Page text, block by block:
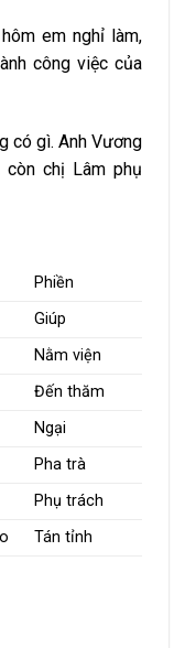
em nghỉ làm,
công việc của
có gì. Anh Vương
chị Lâm phụ
Phiền
Giúp
Nằm viện
Đến thăm
Ngại
Pha trà
Phụ trách
Tán tỉnh